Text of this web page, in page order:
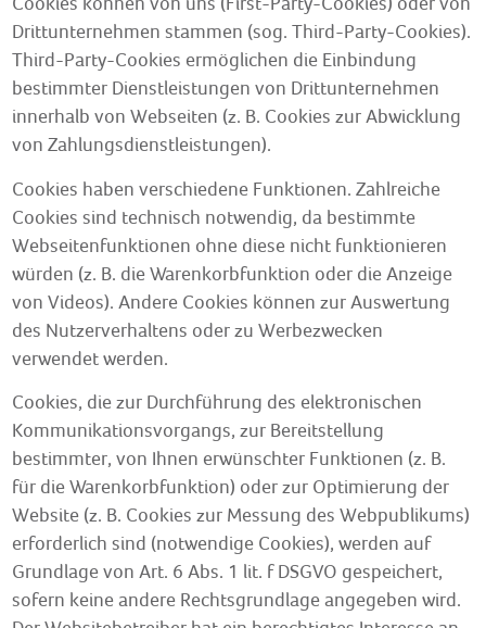
Drittunternehmen stammen (sog. Third-Party-Cookies).
Third-Party-Cookies ermöglichen die Einbindung
bestimmter Dienstleistungen von Drittunternehmen
innerhalb von Webseiten (z. B. Cookies zur Abwicklung
von Zahlungsdienstleistungen).
Cookies haben verschiedene Funktionen. Zahlreiche
Cookies sind technisch notwendig, da bestimmte
Webseitenfunktionen ohne diese nicht funktionieren
würden (z. B. die Warenkorbfunktion oder die Anzeige
von Videos). Andere Cookies können zur Auswertung
des Nutzerverhaltens oder zu Werbezwecken
verwendet werden.
Cookies, die zur Durchführung des elektronischen
Kommunikationsvorgangs, zur Bereitstellung
bestimmter, von Ihnen erwünschter Funktionen (z. B.
für die Warenkorbfunktion) oder zur Optimierung der
Website (z. B. Cookies zur Messung des Webpublikums)
erforderlich sind (notwendige Cookies), werden auf
Grundlage von Art. 6 Abs. 1 lit. f DSGVO gespeichert,
sofern keine andere Rechtsgrundlage angegeben wird.